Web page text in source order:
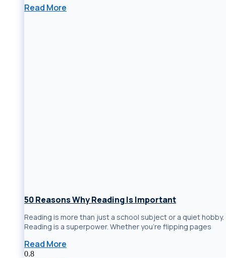
Read More
50 Reasons Why Reading Is Important
Reading is more than just a school subject or a quiet hobby.
Reading is a superpower. Whether you’re flipping pages
Read More